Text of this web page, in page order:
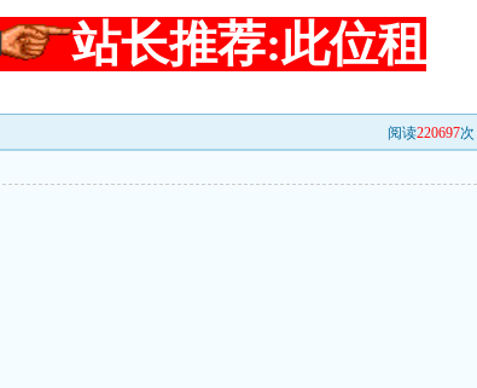
站长推荐:此位租
阅读220697次 |